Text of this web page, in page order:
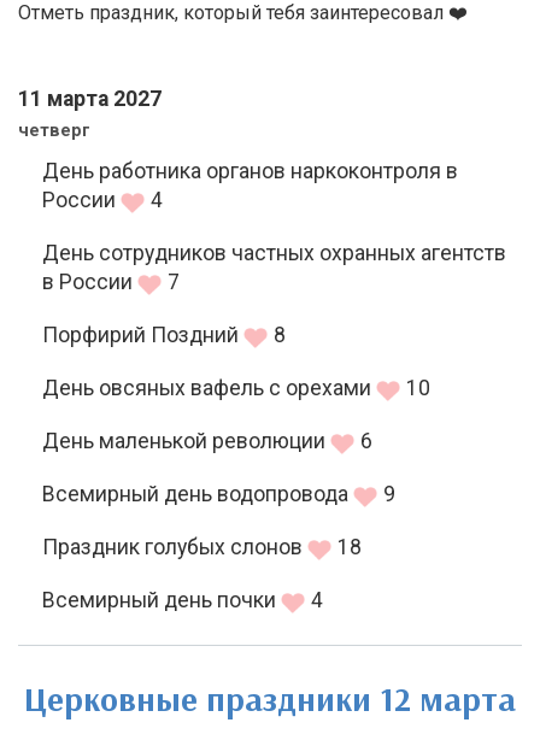
Отметь праздник, который тебя заинтересовал ❤️
11 марта 2027
четверг
День работника органов наркоконтроля в
России
4
День сотрудников частных охранных агентств
в России
7
Порфирий Поздний 8
День овсяных вафель с орехами 10
День маленькой революции 6
Всемирный день водопровода 9
Праздник голубых слонов 18
Всемирный день почки 4
Церковные праздники 12 марта